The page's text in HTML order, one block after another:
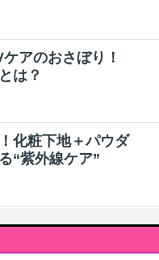
アのおさぼり！
は？
化粧下地＋パウダ
“紫外線ケア”